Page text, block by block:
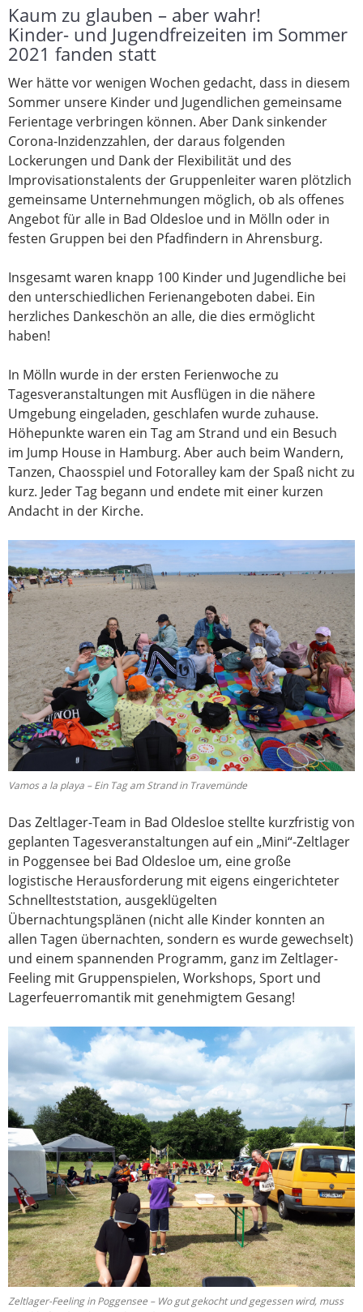
Kaum zu glauben – aber wahr!
Kinder- und Jugendfreizeiten im Sommer
2021 fanden statt
Wer hätte vor wenigen Wochen gedacht, dass in diesem
Sommer unsere Kinder und Jugendlichen gemeinsame
Ferientage verbringen können. Aber Dank sinkender
Corona-Inzidenzzahlen, der daraus folgenden
Lockerungen und Dank der Flexibilität und des
Improvisationstalents der Gruppenleiter waren plötzlich
gemeinsame Unternehmungen möglich, ob als offenes
Angebot für alle in Bad Oldesloe und in Mölln oder in
festen Gruppen bei den Pfadfindern in Ahrensburg.
Insgesamt waren knapp 100 Kinder und Jugendliche bei
den unterschiedlichen Ferienangeboten dabei. Ein
herzliches Dankeschön an alle, die dies ermöglicht
haben!
In Mölln wurde in der ersten Ferienwoche zu
Tagesveranstaltungen mit Ausflügen in die nähere
Umgebung eingeladen, geschlafen wurde zuhause.
Höhepunkte waren ein Tag am Strand und ein Besuch
im Jump House in Hamburg. Aber auch beim Wandern,
Tanzen, Chaosspiel und Fotoralley kam der Spaß nicht zu
kurz. Jeder Tag begann und endete mit einer kurzen
Andacht in der Kirche.
Vamos a la playa – Ein Tag am Strand in Travemünde
Das Zeltlager-Team in Bad Oldesloe stellte kurzfristig von
geplanten Tagesveranstaltungen auf ein „Mini“-Zeltlager
in Poggensee bei Bad Oldesloe um, eine große
logistische Herausforderung mit eigens eingerichteter
Schnellteststation, ausgeklügelten
Übernachtungsplänen (nicht alle Kinder konnten an
allen Tagen übernachten, sondern es wurde gewechselt)
und einem spannenden Programm, ganz im Zeltlager-
Feeling mit Gruppenspielen, Workshops, Sport und
Lagerfeuerromantik mit genehmigtem Gesang!
Zeltlager-Feeling in Poggensee – Wo gut gekocht und gegessen wird, muss